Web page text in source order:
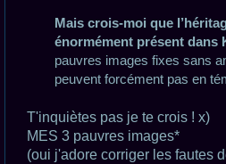
Mais crois-moi que
énormément présent dans
pauvres images fixes sans
peuvent forcément pas en
T'inquiètes pas je te crois ! x)
MES 3 pauvres images*
(oui j'adore corriger les fautes